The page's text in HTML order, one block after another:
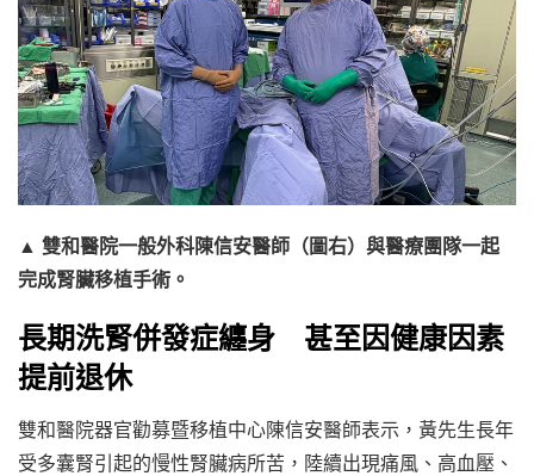
▲ 雙和醫院一般外科陳信安醫師（圖右）與醫療團隊一起
完成腎臟移植手術。
長期洗腎併發症纏身 甚至因健康因素
提前退休
雙和醫院器官勸募暨移植中心陳信安醫師表示，黃先生長年
受多囊腎引起的慢性腎臟病所苦，陸續出現痛風、高血壓、